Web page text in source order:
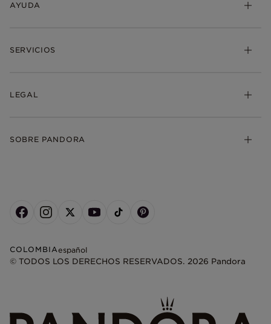
AYUDA
SERVICIOS
LEGAL
SOBRE PANDORA
COLOMBIAespañol
© TODOS LOS DERECHOS RESERVADOS. 2026 Pandora